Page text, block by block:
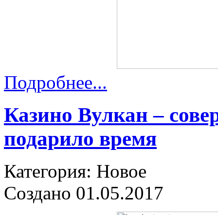
Подробнее...
Казино Вулкан –
подарило время
Категория: Новое
Создано 01.05.2017